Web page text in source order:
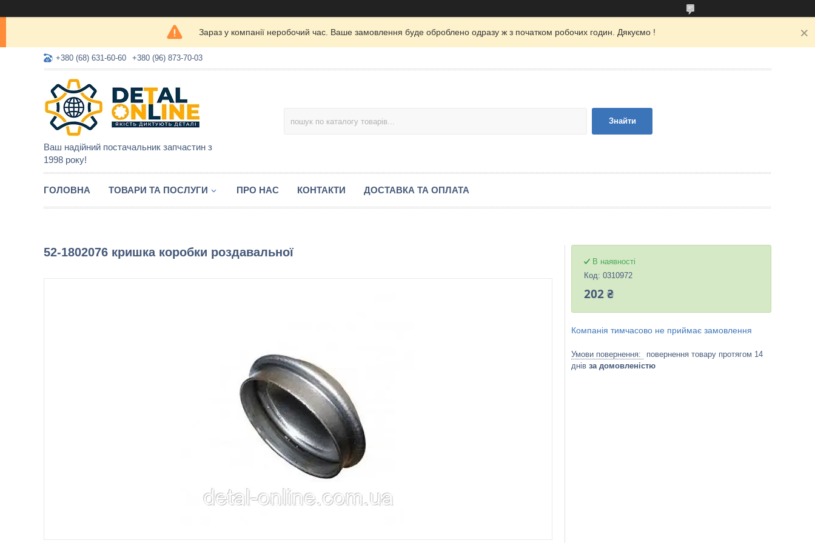
Зараз у компанії неробочий час. Ваше замовлення буде оброблено одразу ж з початком робочих годин. Дякуємо !
+380 (68) 631-60-60 +380 (96) 873-70-03
Ваш надійний постачальник запчастин з
1998 року!
Знайти
ГОЛОВНА ТОВАРИ ТА ПОСЛУГИ ПРО НАС КОНТАКТИ ДОСТАВКА ТА ОПЛАТА
52-1802076 кришка коробки роздавальної
В наявності
Код: 0310972
202 ₴
Компанія тимчасово не приймає замовлення
повернення товару протягом 14
днів за домовленістю